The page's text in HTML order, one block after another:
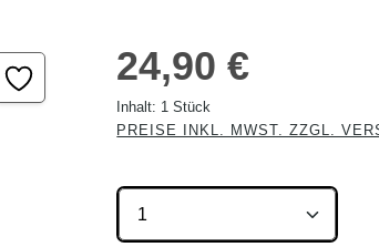
24,90 €
Inhalt: 1 Stück
PREISE INKL. MWST. ZZGL.
Produkt Anzahl: Gib